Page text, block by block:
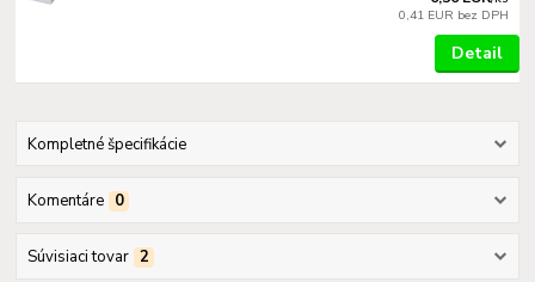
0,41 EUR bez DPH
Detail
Kompletné špecifikácie
Komentáre 0
Súvisiaci tovar 2